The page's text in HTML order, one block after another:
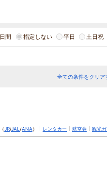
日間 指定しない 平日 土日祝
全ての条件をクリア
（JR/JAL /ANA） レンタカー 航空券 観光